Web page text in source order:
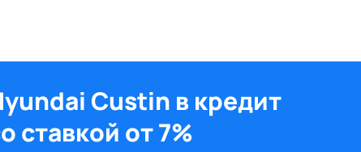
Custin в кредит
ставкой от 7%